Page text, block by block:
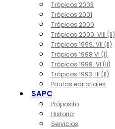
Trópicos 2003
Trópicos 2001
Trópicos 2000
Trópicos 2000. VIII (II)
Trópicos 1999. VII (II)
Trópicos 1998 VI (I)
Trópicos 1998. VI (II)
Trópicos 1993. III (II)
Pautas editoriales
SAPC
Próposito
Historia
Servicios